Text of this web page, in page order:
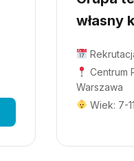
własny
Centrum
Warszawa
Wiek: 7-